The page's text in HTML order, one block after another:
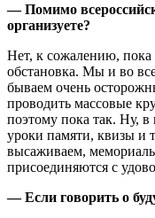
— Помимо
организуете?
Нет, к сожалению, пока
обстановка. Мы и во
бываем очень
проводить массовые
поэтому пока так. Ну,
уроки памяти, квизы и
высаживаем,
присоединяются с
— Если говорить о